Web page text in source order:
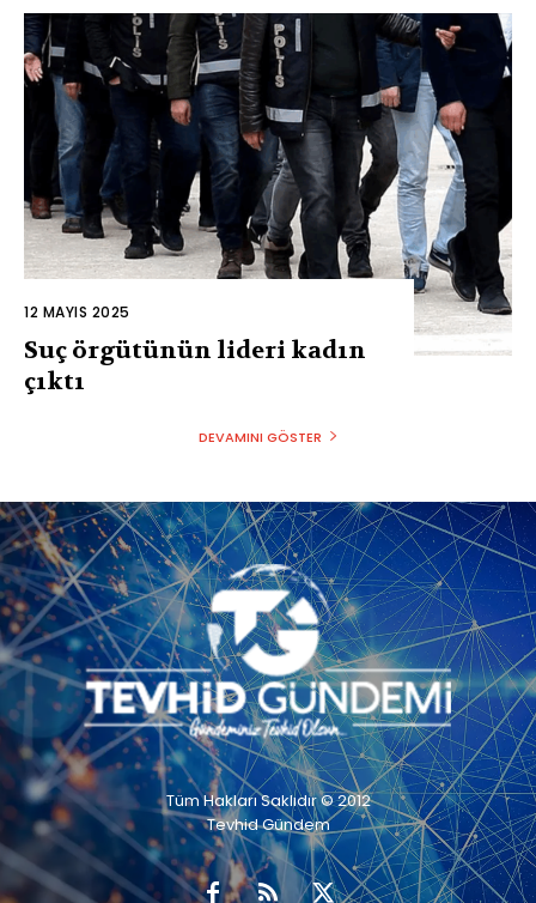
12 MAYIS 2025
Suç örgütünün lideri kadın
çıktı
DEVAMINI GÖSTER
Tüm Hakları Saklıdır © 2012
Tevhid Gündem